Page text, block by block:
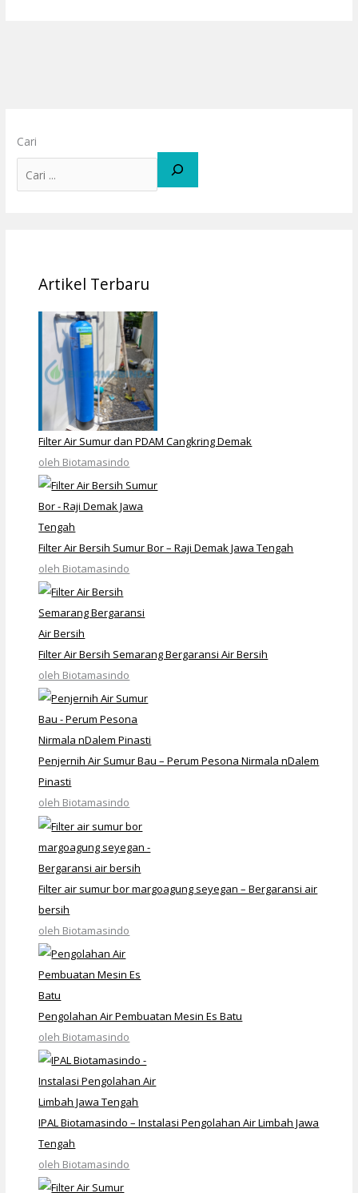
Cari
Artikel Terbaru
Filter Air Sumur dan PDAM Cangkring Demak
oleh Biotamasindo
Filter Air Bersih Sumur Bor – Raji Demak Jawa Tengah
oleh Biotamasindo
Filter Air Bersih Semarang Bergaransi Air Bersih
oleh Biotamasindo
Penjernih Air Sumur Bau – Perum Pesona Nirmala nDalem
Pinasti
oleh Biotamasindo
Filter air sumur bor margoagung seyegan – Bergaransi air
bersih
oleh Biotamasindo
Pengolahan Air Pembuatan Mesin Es Batu
oleh Biotamasindo
IPAL Biotamasindo – Instalasi Pengolahan Air Limbah Jawa
Tengah
oleh Biotamasindo